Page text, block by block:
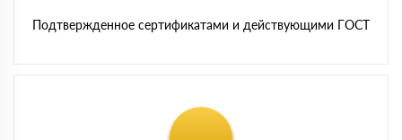
Подтвержденное сертификатами и действующими ГОСТ